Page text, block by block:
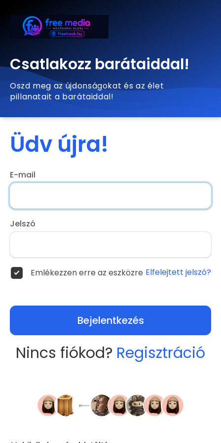
Csatlakozz barátaiddal!
Oszd meg az újdonságokat és az élet
pillanatait a barátaiddal!
Üdv újra!
E-mail
Jelszó
Emlékezzen erre az eszközre Elfelejtett jelszó?
Bejelentkezés
Nincs fiókod? Regisztráció